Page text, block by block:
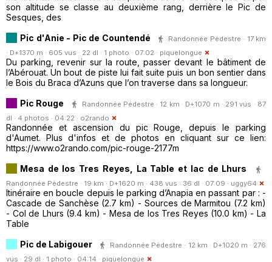
son altitude se classe au deuxième rang, derrière le Pic de
Sesques, des
Pic d'Anie - Pic de Countendé
Randonnée Pédestre · 17 km
· D+1370 m · 605 vus · 22 dl · 1 photo · 07:02 · piquelongue
Du parking, revenir sur la route, passer devant le bâtiment de
l’Abérouat. Un bout de piste lui fait suite puis un bon sentier dans
le Bois du Braca d’Azuns que l’on traverse dans sa longueur.
Pic Rouge
Randonnée Pédestre · 12 km · D+1070 m · 291 vus · 87
dl · 4 photos · 04:22 · o2rando
Randonnée et ascension du pic Rouge, depuis le parking
d'Aumet. Plus d'infos et de photos en cliquant sur ce lien:
https://www.o2rando.com/pic-rouge-2177m
Mesa de los Tres Reyes, La Table et lac de Lhurs
Randonnée Pédestre · 19 km · D+1620 m · 438 vus · 36 dl · 07:09 · uggy64
Itinéraire en boucle depuis le parking d’Anapia en passant par : -
Cascade de Sanchèse (2.7 km) - Sources de Marmitou (7.2 km)
- Col de Lhurs (9.4 km) - Mesa de los Tres Reyes (10.0 km) - La
Table
Pic de Labigouer
Randonnée Pédestre · 12 km · D+1020 m · 276
vus · 29 dl · 1 photo · 04:14 · piquelongue